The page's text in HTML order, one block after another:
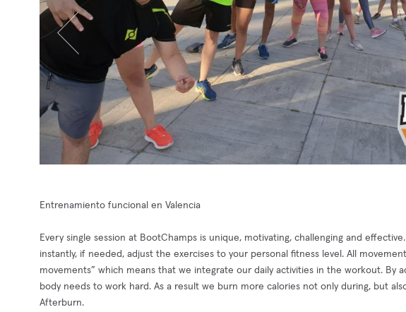
Entrenamiento funcional en Valencia
Every single session at BootChamps is unique, motivating, challenging and
instantly, if needed, adjust the exercises to your personal fitness level. All
movements” which means that we integrate our daily activities in the workout. By
body needs to work hard. As a result we burn more calories not only during, but
Afterburn.